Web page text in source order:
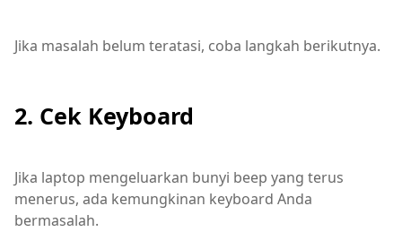
Jika masalah belum teratasi, coba langkah berikutnya.
2. Cek Keyboard
Jika laptop mengeluarkan bunyi beep yang terus
menerus, ada kemungkinan keyboard Anda
bermasalah.